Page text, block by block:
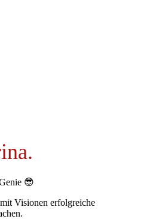
😎
Visionen erfolgreiche